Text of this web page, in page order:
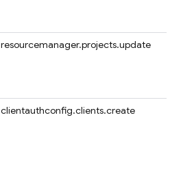
resourcemanager.projects.update
clientauthconfig.clients.create